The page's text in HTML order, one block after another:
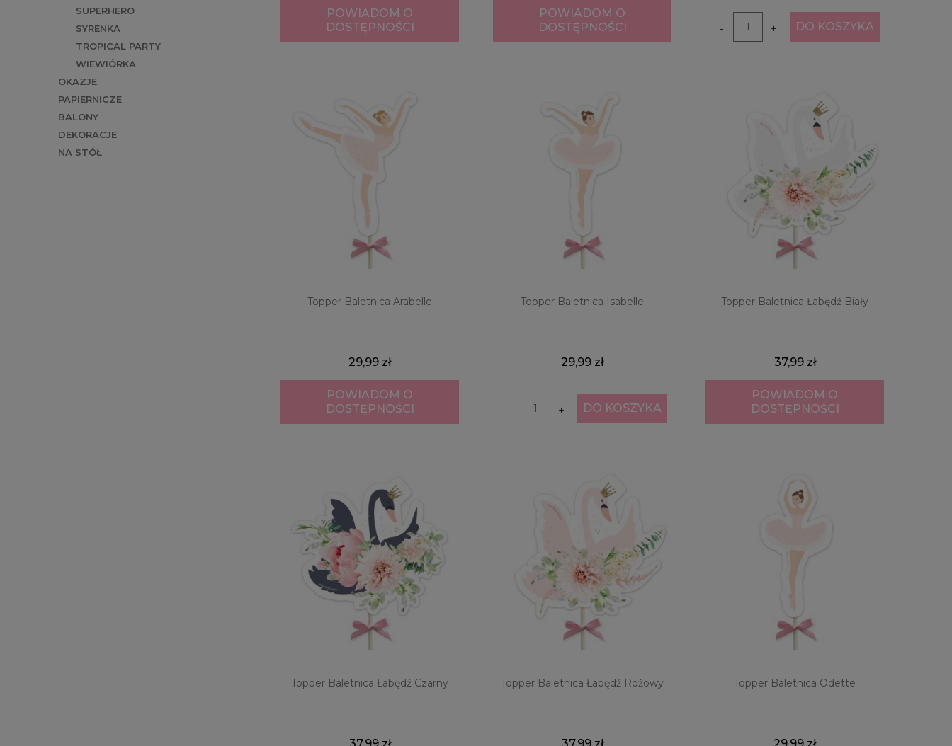
SUPERHERO
SYRENKA
TROPICAL PARTY
WIEWIÓRKA
OKAZJE
PAPIERNICZE
BALONY
DEKORACJE
NA STÓŁ
POWIADOM O
DOSTĘPNOŚCI
POWIADOM O
DOSTĘPNOŚCI
- + DO KOSZYKA
Topper Baletnica Arabelle
29,99 zł
POWIADOM O
DOSTĘPNOŚCI
Topper Baletnica Isabelle
29,99 zł
- + DO KOSZYKA
Topper Baletnica Łabędź Biały
37,99 zł
POWIADOM O
DOSTĘPNOŚCI
Topper Baletnica Łabędź Czarny Topper Baletnica Łabędź Różowy Topper Baletnica Odette